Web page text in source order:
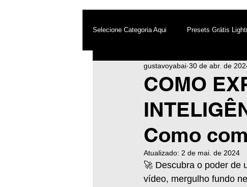
Selecione Categoria Aqui Presets Grátis
After Effects Android Destaques
Top PicsArt
Inteligência Artificial
COMO
Como
gustavoyabai 30 de abr. de
Atualizado: 2 de mai. de 2024
🚀 Descubra o poder de
vídeo, mergulho fundo